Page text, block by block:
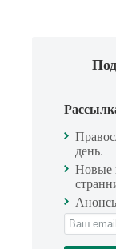
день.
Новые